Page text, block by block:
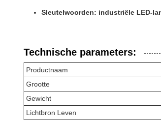
Sleutelwoorden: industriële LED-
Technische parameters:
Productnaam
Grootte
Gewicht
Lichtbron Leven